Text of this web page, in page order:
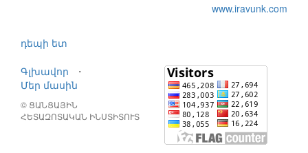
www.iravunk.com
դեպի ետ
Գլխավոր
⋅
Մեր մասին
© ՑԱՆՑԱՅԻՆ
ՀԵՏԱԶՈՏԱԿԱՆ ԻՆՍՏԻՏՈՒՏ